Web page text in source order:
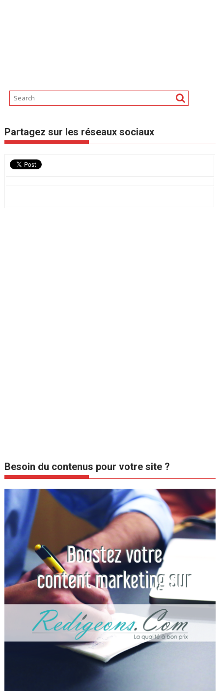
Partagez sur les réseaux sociaux
Besoin du contenus pour votre site ?